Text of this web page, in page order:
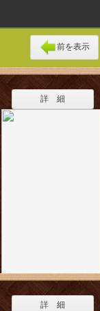
前を表示
詳 細
詳 細